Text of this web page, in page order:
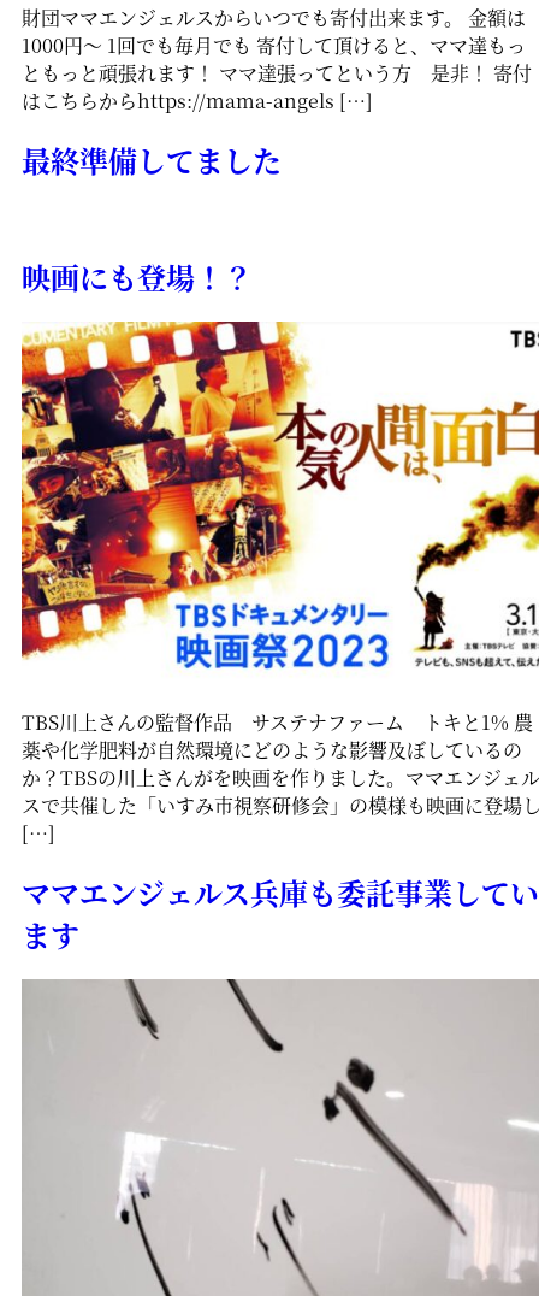
財団ママエンジェルスからいつでも寄付出来ます。 金額は
1000円〜 1回でも毎月でも 寄付して頂けると、ママ達もっ
ともっと頑張れます！ ママ達張ってという方 是非！ 寄付
はこちらからhttps://mama-angels […]
最終準備してました
映画にも登場！？
TBS川上さんの監督作品 サステナファーム トキと1% 農
薬や化学肥料が自然環境にどのような影響及ぼしているの
か？TBSの川上さんがを映画を作りました。ママエンジェル
スで共催した「いすみ市視察研修会」の模様も映画に登場
[…]
ママエンジェルス兵庫も委託事業してい
ます